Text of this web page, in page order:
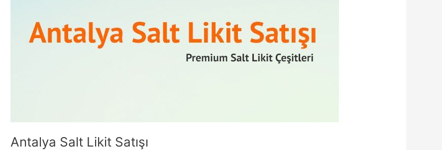
Antalya Salt Likit Satışı